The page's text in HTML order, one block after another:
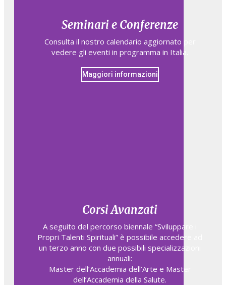
Seminari e Conferenze
Consulta il nostro calendario aggiornato per
vedere gli eventi in programma in Italia.
Maggiori informazioni
Corsi Avanzati
A seguito del percorso biennale “Sviluppare i
Propri Talenti Spirituali” è possibile accedere ad
un terzo anno con due possibili specializzazioni
annuali:
Master dell’Accademia dell’Arte e Master
dell’Accademia della Salute.